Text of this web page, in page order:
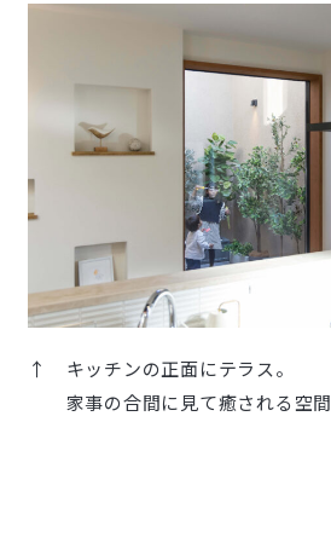
↑ キッチンの正面にテラス。
家事の合間に見て癒される空間